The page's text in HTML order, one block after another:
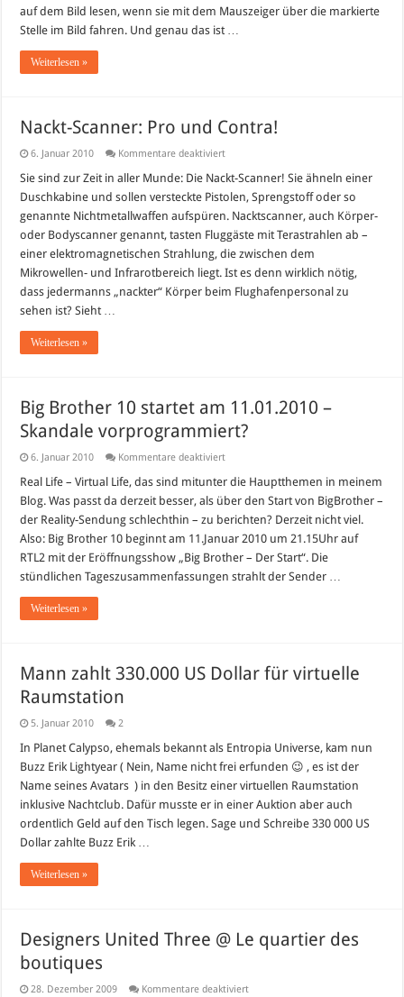
auf dem Bild lesen, wenn sie mit dem Mauszeiger über die markierte
Stelle im Bild fahren. Und genau das ist …
Weiterlesen »
Nackt-Scanner: Pro und Contra!
6. Januar 2010 Kommentare deaktiviertfür
Scanner:
und
Contra!
Sie sind zur Zeit in aller Munde: Die Nackt-Scanner! Sie ähneln einer
Duschkabine und sollen versteckte Pistolen, Sprengstoff oder so
genannte Nichtmetallwaffen aufspüren. Nacktscanner, auch Körper-
oder Bodyscanner genannt, tasten Fluggäste mit Terastrahlen ab –
einer elektromagnetischen Strahlung, die zwischen dem
Mikrowellen- und Infrarotbereich liegt. Ist es denn wirklich nötig,
dass jedermanns „nackter“ Körper beim Flughafenpersonal zu
sehen ist? Sieht …
Weiterlesen »
Big Brother 10 startet am 11.01.2010 –
Skandale vorprogrammiert?
6. Januar 2010 Kommentare deaktiviertfür
Brother
startet
am
11.01.2010
–
Skandale
vorprogrammiert?
Real Life – Virtual Life, das sind mitunter die Hauptthemen in meinem
Blog. Was passt da derzeit besser, als über den Start von BigBrother –
der Reality-Sendung schlechthin – zu berichten? Derzeit nicht viel.
Also: Big Brother 10 beginnt am 11.Januar 2010 um 21.15Uhr auf
RTL2 mit der Eröffnungsshow „Big Brother – Der Start“. Die
stündlichen Tageszusammenfassungen strahlt der Sender …
Weiterlesen »
Mann zahlt 330.000 US Dollar für virtuelle
Raumstation
5. Januar 2010 2
In Planet Calypso, ehemals bekannt als Entropia Universe, kam nun
Buzz Erik Lightyear ( Nein, Name nicht frei erfunden 😉 , es ist der
Name seines Avatars ) in den Besitz einer virtuellen Raumstation
inklusive Nachtclub. Dafür musste er in einer Auktion aber auch
ordentlich Geld auf den Tisch legen. Sage und Schreibe 330 000 US
Dollar zahlte Buzz Erik …
Weiterlesen »
Designers United Three @ Le quartier des
boutiques
28. Dezember 2009 Kommentare deaktiviertfür